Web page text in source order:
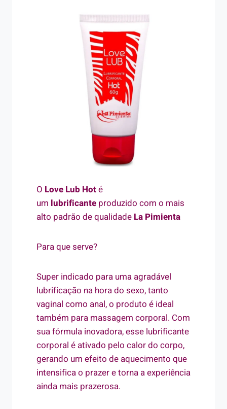
O Love Lub Hoté
um lubrificante produzido com o mais
alto padrão de qualidade La Pimienta
Para que serve?
Super indicado para uma agradável
lubrificação na hora do sexo, tanto
vaginal como anal, o produto é ideal
também para massagem corporal. Com
sua fórmula inovadora, esse lubrificante
corporal é ativado pelo calor do corpo,
gerando um efeito de aquecimento que
intensifica o prazer e torna a experiência
ainda mais prazerosa.